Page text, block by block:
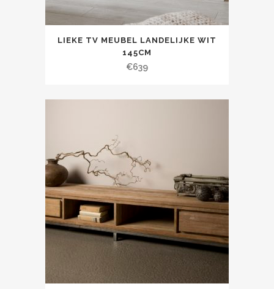
LIEKE TV MEUBEL LANDELIJKE WIT
145CM
€639